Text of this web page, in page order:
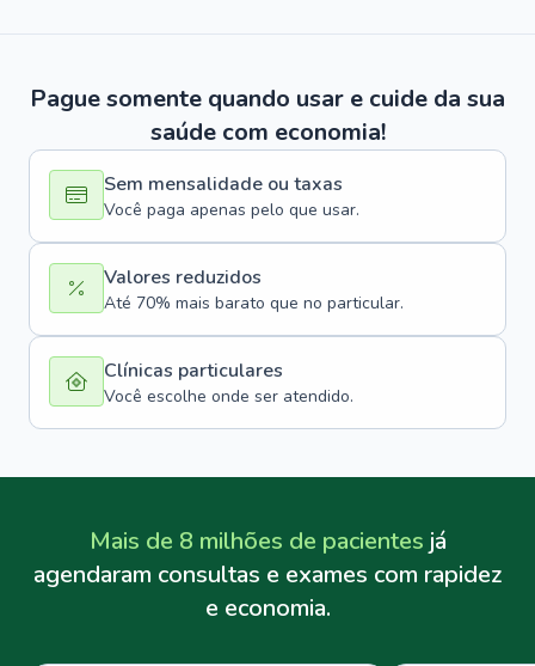
Pague somente quando usar e cuide da sua
saúde com economia!
Sem mensalidade ou taxas
Você paga apenas pelo que usar.
Valores reduzidos
Até 70% mais barato que no particular.
Clínicas particulares
Você escolhe onde ser atendido.
Mais de 8 milhões de pacientes já
agendaram consultas e exames com rapidez
e economia.